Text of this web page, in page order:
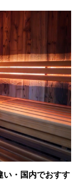
い・国内でおすす